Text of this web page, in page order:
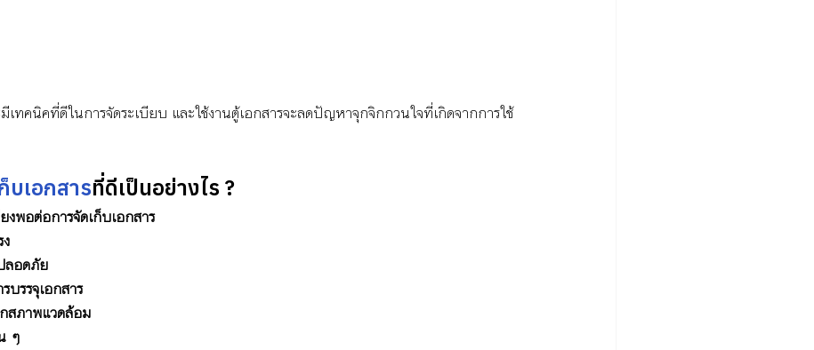
เทคนิคที่ดีในการจัดระเบียบ และใช้งานตู้เอกสารจะลดปัญหาจุกจิกกวนใจที่เกิดจากการใช้
บเอกสารที่ดีเป็นอย่างไร ?
พอต่อการจัดเก็บเอกสาร
ลอดภัย
บรรจุเอกสาร
สภาพแวดล้อม
ๆ